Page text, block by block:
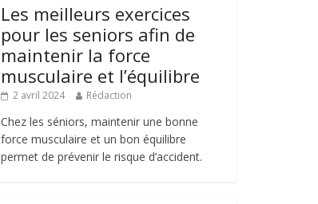
Les meilleurs exercices
pour les seniors afin de
maintenir la force
musculaire et l’équilibre
2 avril 2024 Rédaction
Chez les séniors, maintenir une bonne
force musculaire et un bon équilibre
permet de prévenir le risque d’accident.